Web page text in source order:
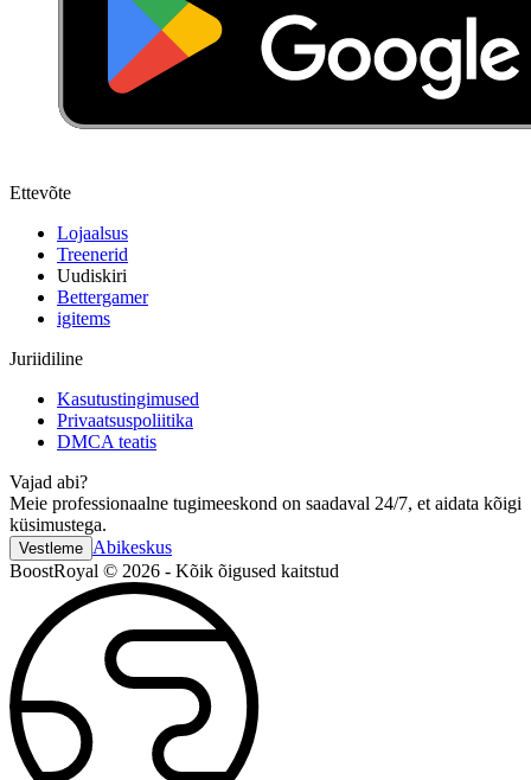
Ettevõte
Lojaalsus
Treenerid
Uudiskiri
Bettergamer
igitems
Juriidiline
Kasutustingimused
Privaatsuspoliitika
DMCA teatis
Vajad abi?
Meie professionaalne tugimeeskond on saadaval 24/7, et aidata kõigi
küsimustega.
Vestleme Abikeskus
BoostRoyal © 2026 - Kõik õigused kaitstud